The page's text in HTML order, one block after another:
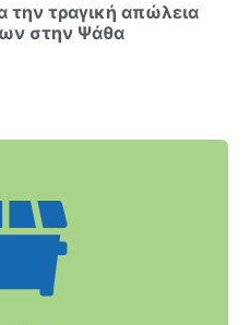
την τραγική απώλεια
στην Ψάθα